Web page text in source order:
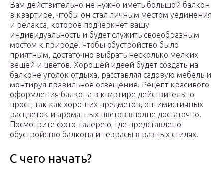
Вам действительно не нужно иметь большой балкон
в квартире, чтобы он стал личным местом уединения
и релакса, которое подчеркнет вашу
индивидуальность и будет служить своеобразным
мостом к природе. Чтобы обустройство было
приятным, достаточно выбрать несколько мелких
вещей и цветов. Хорошей идеей будет создать на
балконе уголок отдыха, расставляя садовую мебель и
монтируя правильное освещение. Рецепт красивого
оформления балкона в квартире действительно
прост, так как хороших предметов, оптимистичных
расцветок и ароматных цветов вполне достаточно.
Посмотрите фото-галерею, где представлено
обустройство балкона и террасы в разных стилях.
С чего начать?